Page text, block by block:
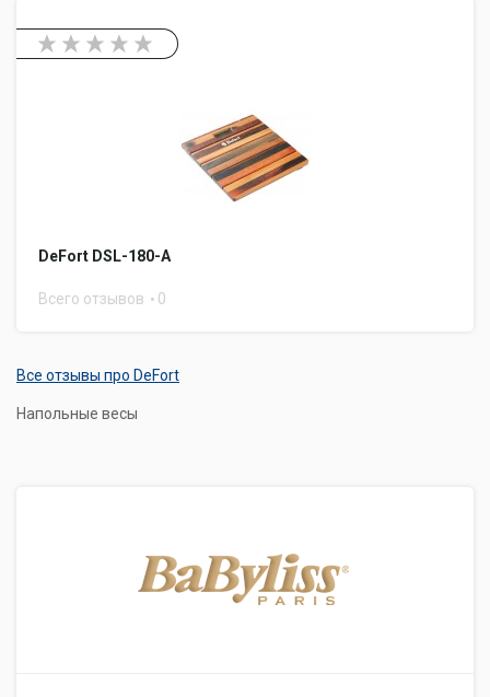
DeFort DSL-180-A
Всего отзывов 0
Все отзывы про DeFort
Напольные весы